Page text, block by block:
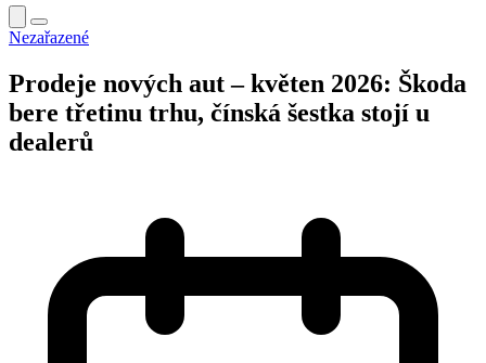
Nezařazené
Prodeje nových aut – květen 2026: Škoda
bere třetinu trhu, čínská šestka stojí u
dealerů